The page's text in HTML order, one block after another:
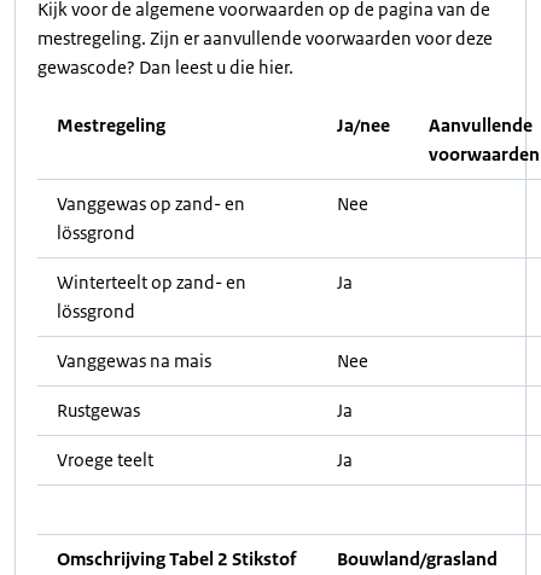
Kijk voor de algemene voorwaarden op de pagina van de
mestregeling. Zijn er aanvullende voorwaarden voor deze
gewascode? Dan leest u die hier.
Mestregeling Ja/nee
Aanvullende
voorwaarden
Vanggewas op zand- en
lössgrond
Nee
Winterteelt op zand- en
lössgrond
Ja
Vanggewas na mais Nee
Rustgewas Ja
Vroege teelt Ja
Omschrijving Tabel 2 Stikstof
Bouwland/grasland